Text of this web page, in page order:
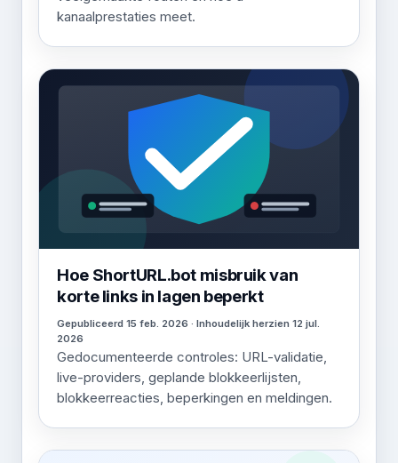
kanaalprestaties meet.
Hoe ShortURL.bot misbruik van
korte links in lagen beperkt
Gepubliceerd 15 feb. 2026 · Inhoudelijk herzien 12 jul.
2026
Gedocumenteerde controles: URL-validatie,
live-providers, geplande blokkeerlijsten,
blokkeerreacties, beperkingen en meldingen.